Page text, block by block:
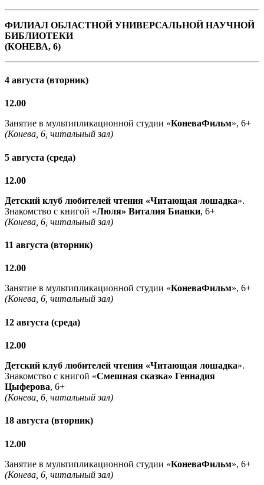
ФИЛИАЛ ОБЛАСТНОЙ УНИВЕРСАЛЬНОЙ НАУЧНОЙ
БИБЛИОТЕКИ
(КОНЕВА, 6)
4 августа (вторник)
12.00
Занятие в мультипликационной студии «КоневаФильм», 6+
(Конева, 6, читальный зал)
5 августа (среда)
12.00
Детский клуб любителей чтения «Читающая лошадка».
Знакомство с книгой «Люля» Виталия Бианки, 6+
(Конева, 6, читальный зал)
11 августа (вторник)
12.00
Занятие в мультипликационной студии «КоневаФильм», 6+
(Конева, 6, читальный зал)
12 августа (среда)
12.00
Детский клуб любителей чтения «Читающая лошадка».
Знакомство с книгой «Смешная сказка» Геннадия
Цыферова, 6+
(Конева, 6, читальный зал)
18 августа (вторник)
12.00
Занятие в мультипликационной студии «КоневаФильм», 6+
(Конева, 6, читальный зал)